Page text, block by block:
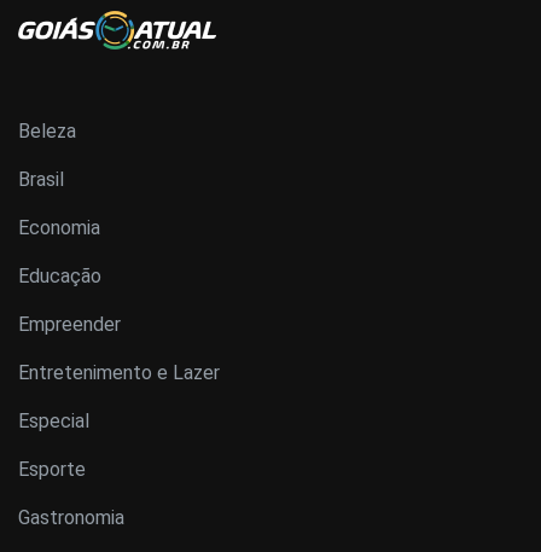
Beleza
Brasil
Economia
Educação
Empreender
Entretenimento e Lazer
Especial
Esporte
Gastronomia